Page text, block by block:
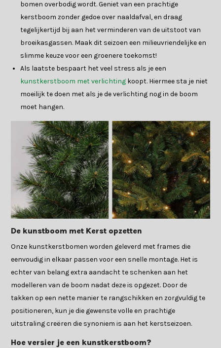
bomen overbodig wordt. Geniet van een prachtige
kerstboom zonder gedoe over naaldafval, en draag
tegelijkertijd bij aan het verminderen van de uitstoot van
broeikasgassen. Maak dit seizoen een milieuvriendelijke en
slimme keuze voor een groenere toekomst!
Als laatste bespaart het veel stress als je een
kunstkerstboom met verlichting koopt. Hiermee sta je niet
moeilijk te doen met als je de verlichting nog in de boom
moet hangen.
De kunstboom met Kerst opzetten
Onze kunstkerstbomen worden geleverd met frames die
eenvoudig in elkaar passen voor een snelle montage. Het is
echter van belang extra aandacht te schenken aan het
modelleren van de boom nadat deze is opgezet. Door de
takken op een nette manier te rangschikken en zorgvuldig te
positioneren, kun je die gewenste volle en prachtige
uitstraling creëren die synoniem is aan het kerstseizoen.
Hoe versier je een kunstkerstboom?